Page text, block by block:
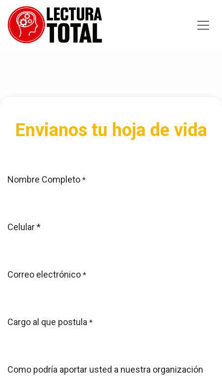
Ir al contenido
Envianos tu hoja de vida
Nombre Completo *
Celular *
Correo electrónico *
Cargo al que postula *
Como podría aportar usted a nuestra organización